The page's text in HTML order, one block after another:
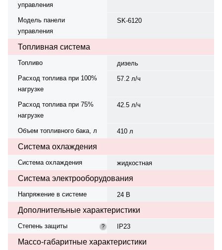
управления
Модель панели
управления
SK-6120
Топливная система
Топливо
дизель
Расход топлива при 100%
нагрузке
57.2 л/ч
Расход топлива при 75%
нагрузке
42.5 л/ч
Объем топливного бака, л 410 л
Система охлаждения
Система охлаждения жидкостная
Система электрооборудования
Напряжение в системе 24 В
Дополнительные характеристики
Степень защиты ? IP23
Массо-габаритные характеристики